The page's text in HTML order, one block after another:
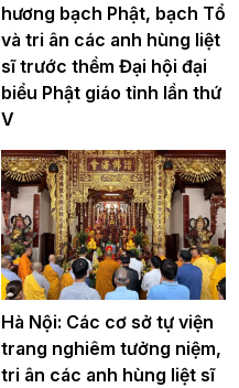
hương bạch Phật, bạch Tổ
và tri ân các anh hùng liệt
sĩ trước thềm Đại hội đại
biểu Phật giáo tỉnh lần thứ
V
Hà Nội: Các cơ sở tự viện
trang nghiêm tưởng niệm,
tri ân các anh hùng liệt sĩ